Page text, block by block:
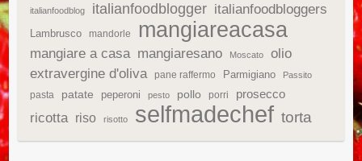
italianfoodblog italianfoodblogger italianfoodbloggers
Lambrusco mandorle mangiareacasa
mangiare a casa mangiaresano Moscato
olio
extravergine d'oliva
pane raffermo Parmigiano Passito
pasta patate peperoni pesto pollo porri prosecco
ricotta riso risotto selfmadechef torta